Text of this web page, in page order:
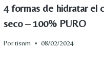
4 formas de hidratar el
seco – 100% PURO
Portisnm 08/02/2024